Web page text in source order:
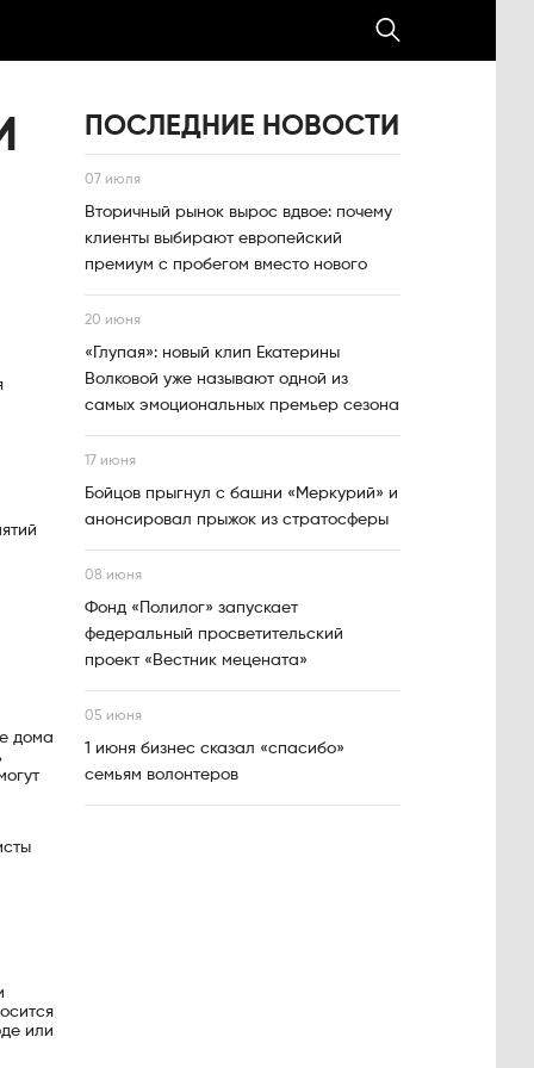
дома
или
ПОСЛЕДНИЕ НОВОСТИ
07 июля
Вторичный рынок вырос вдвое: почему
клиенты выбирают европейский
премиум с пробегом вместо нового
20 июня
«Глупая»: новый клип Екатерины
Волковой уже называют одной из
самых эмоциональных премьер сезона
17 июня
Бойцов прыгнул с башни «Меркурий» и
анонсировал прыжок из стратосферы
08 июня
Фонд «Полилог» запускает
федеральный просветительский
проект «Вестник мецената»
05 июня
1 июня бизнес сказал «спасибо»
семьям волонтеров